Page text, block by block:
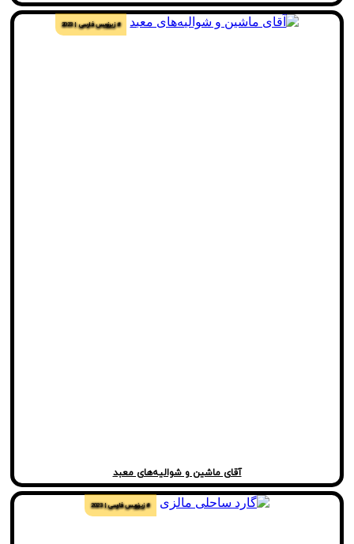
# زیرنویس فارسی 2023
آقای ماشین و شوالیه‌های معبد
# زیرنویس فارسی 2023